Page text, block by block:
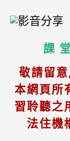
to
課
敬請留
本網頁所
習聆聽之
法住機